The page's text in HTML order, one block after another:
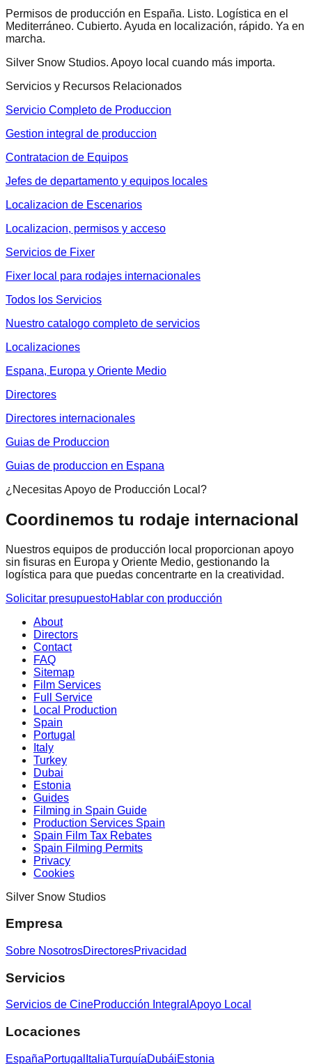
Permisos de producción en España. Listo. Logística en el
Mediterráneo. Cubierto. Ayuda en localización, rápido. Ya en
marcha.
Silver Snow Studios. Apoyo local cuando más importa.
Servicios y Recursos Relacionados
Servicio Completo de Produccion
Gestion integral de produccion
Contratacion de Equipos
Jefes de departamento y equipos locales
Localizacion de Escenarios
Localizacion, permisos y acceso
Servicios de Fixer
Fixer local para rodajes internacionales
Todos los Servicios
Nuestro catalogo completo de servicios
Localizaciones
Espana, Europa y Oriente Medio
Directores
Directores internacionales
Guias de Produccion
Guias de produccion en Espana
¿Necesitas Apoyo de Producción Local?
Coordinemos tu rodaje internacional
Nuestros equipos de producción local proporcionan apoyo
sin fisuras en Europa y Oriente Medio, gestionando la
logística para que puedas concentrarte en la creatividad.
Solicitar presupuestoHablar con producción
About
Directors
Contact
FAQ
Sitemap
Film Services
Full Service
Local Production
Spain
Portugal
Italy
Turkey
Dubai
Estonia
Guides
Filming in Spain Guide
Production Services Spain
Spain Film Tax Rebates
Spain Filming Permits
Privacy
Cookies
Silver Snow Studios
Empresa
Sobre NosotrosDirectoresPrivacidad
Servicios
Servicios de CineProducción Integral Apoyo Local
Locaciones
EspañaPortugal ItaliaTurquíaDubáiEstonia